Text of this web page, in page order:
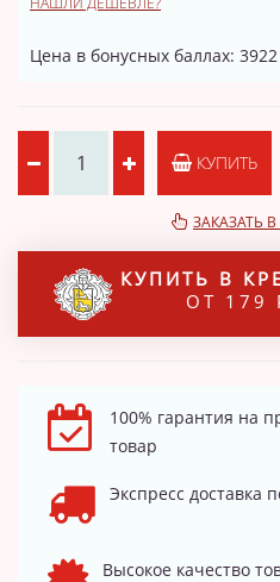
Цена в бонусных баллах: 3922
КУПИТЬ
ЗАКАЗАТЬ
КУПИТЬ В
ОТ 179
100% гарантия на
товар
Экспресс доставка
Высокое качество